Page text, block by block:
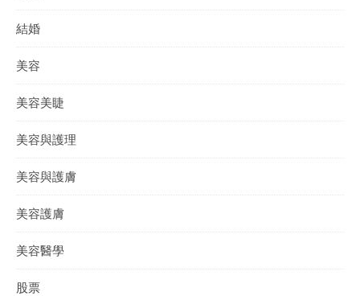
結婚
美容
美容美睫
美容與護理
美容與護膚
美容護膚
美容醫學
股票